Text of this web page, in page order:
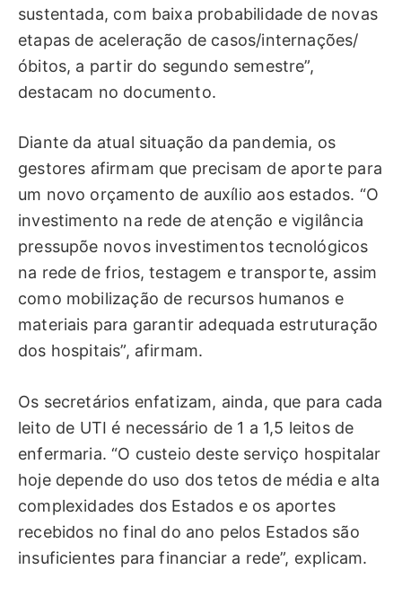
sustentada, com baixa probabilidade de novas
etapas de aceleração de casos/internações/
óbitos, a partir do segundo semestre”,
destacam no documento.
Diante da atual situação da pandemia, os
gestores afirmam que precisam de aporte para
um novo orçamento de auxílio aos estados. “O
investimento na rede de atenção e vigilância
pressupõe novos investimentos tecnológicos
na rede de frios, testagem e transporte, assim
como mobilização de recursos humanos e
materiais para garantir adequada estruturação
dos hospitais”, afirmam.
Os secretários enfatizam, ainda, que para cada
leito de UTI é necessário de 1 a 1,5 leitos de
enfermaria. “O custeio deste serviço hospitalar
hoje depende do uso dos tetos de média e alta
complexidades dos Estados e os aportes
recebidos no final do ano pelos Estados são
insuficientes para financiar a rede”, explicam.